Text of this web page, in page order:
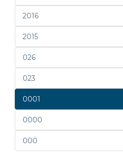
2016
2015
026
023
0001
0000
000